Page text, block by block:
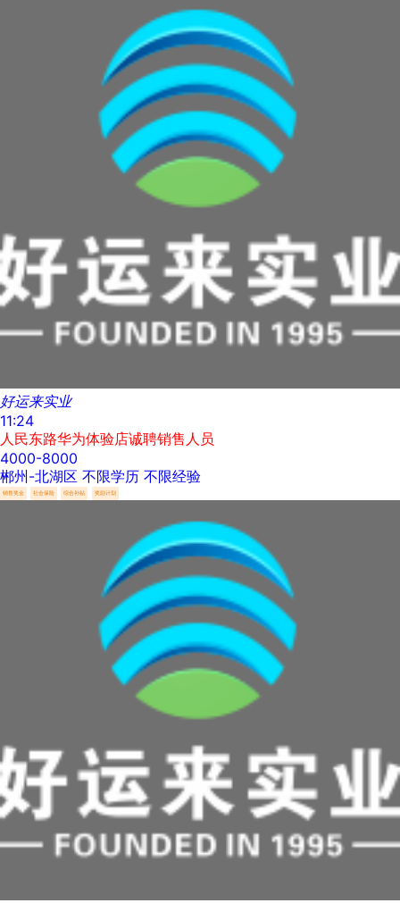
好运来实业
11:24
人民东路华为体验店诚聘销售人员
4000-8000
郴州-北湖区 不限学历 不限经验
销售奖金 社会保险 综合补贴 奖励计划